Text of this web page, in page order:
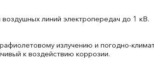
линий электропередач до 1 кВ.
излучению и погодно-
к воздействию коррозии.